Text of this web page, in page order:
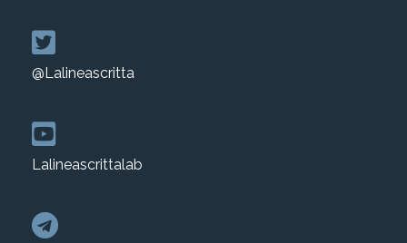
@Lalineascritta
Lalineascrittalab